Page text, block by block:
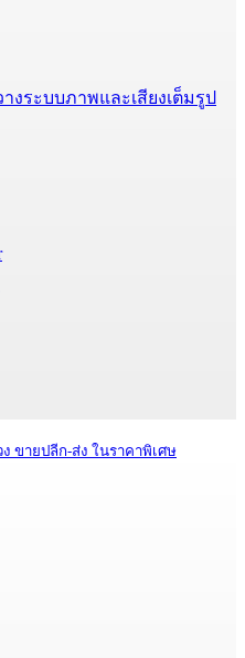
งระบบภาพและเสียงเต็มรูป
ขายปลีก-ส่ง ในราคาพิเศษ